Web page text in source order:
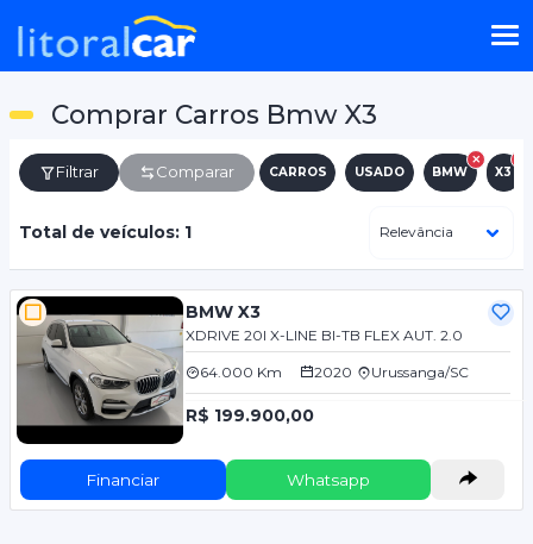
Comprar Carros Bmw X3
Filtrar Comparar CARROS USADO BMW X3
Total de veículos: 1
BMW X3
XDRIVE 20I X-LINE BI-TB FLEX AUT. 2.0
64.000 Km 2020 Urussanga/SC
R$ 199.900,00
Financiar Whatsapp